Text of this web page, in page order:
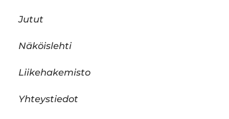
Jutut
Näköislehti
Liikehakemisto
Yhteystiedot